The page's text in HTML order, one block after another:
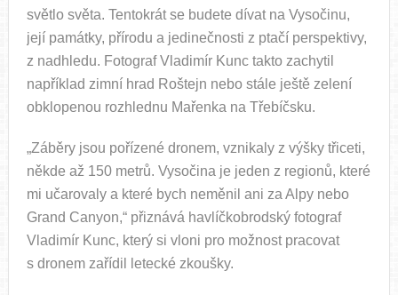
světlo světa. Tentokrát se budete dívat na Vysočinu,
její památky, přírodu a jedinečnosti z ptačí perspektivy,
z nadhledu. Fotograf Vladimír Kunc takto zachytil
například zimní hrad Roštejn nebo stále ještě zelení
obklopenou rozhlednu Mařenka na Třebíčsku.
„Záběry jsou pořízené dronem, vznikaly z výšky třiceti,
někde až 150 metrů. Vysočina je jeden z regionů, které
mi učarovaly a které bych neměnil ani za Alpy nebo
Grand Canyon,“ přiznává havlíčkobrodský fotograf
Vladimír Kunc, který si vloni pro možnost pracovat
s dronem zařídil letecké zkoušky.